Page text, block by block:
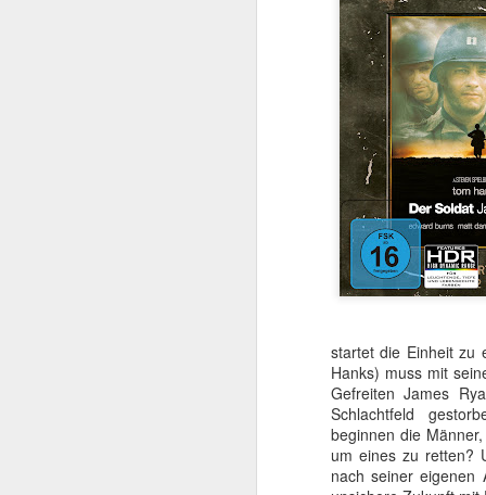
startet die Einheit zu
Hanks) muss mit
Gefreiten James
Schlachtfeld
beginnen die
um eines zu retten?
nach seiner eigenen
Labels:7 Punkte
Damon
Gewinnt das
Zur Veröffentlichung
die Nintendo Switch.